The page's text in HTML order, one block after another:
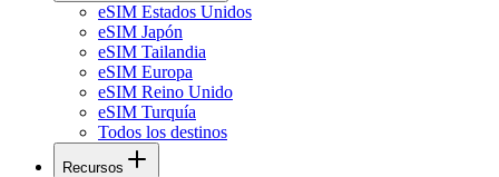
eSIM Estados Unidos
eSIM Japón
eSIM Tailandia
eSIM Europa
eSIM Reino Unido
eSIM Turquía
Todos los destinos
Recursos